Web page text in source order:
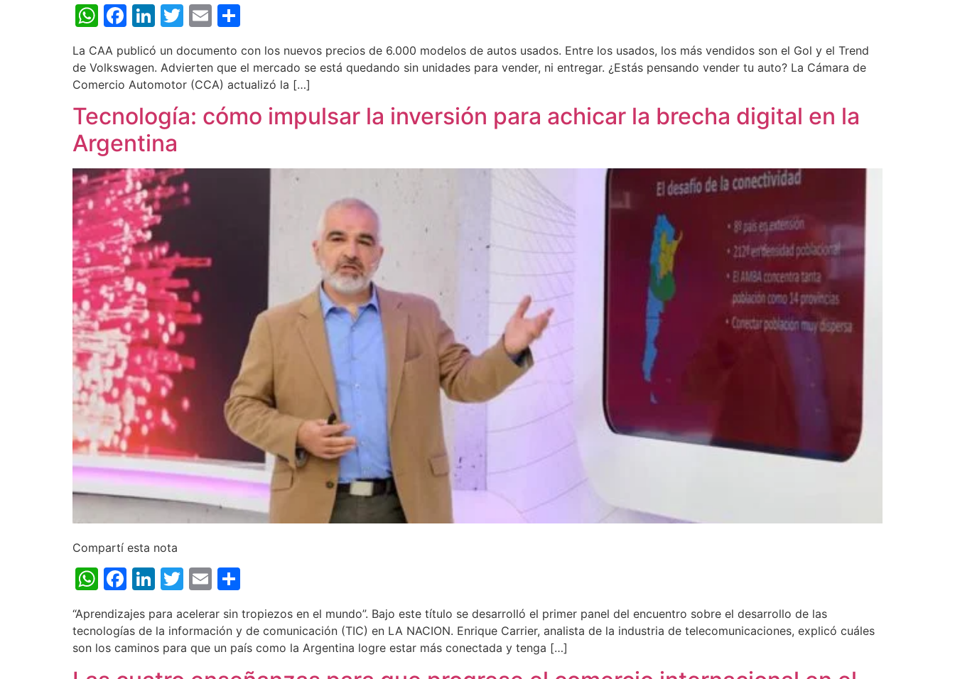
WhatsApp
Facebook
LinkedIn
Twitter
Email
La CAA publicó un documento con los nuevos precios de 6.000 modelos de autos usados. Entre los usados, los más vendidos son el Gol y el Trend
de Volkswagen. Advierten que el mercado se está quedando sin unidades para vender, ni entregar. ¿Estás pensando vender tu auto? La Cámara de
Comercio Automotor (CCA) actualizó la […]
Tecnología: cómo impulsar la inversión para achicar la brecha digital en la
Argentina
Compartí esta nota
WhatsApp
Facebook
LinkedIn
Twitter
Email
“Aprendizajes para acelerar sin tropiezos en el mundo”. Bajo este título se desarrolló el primer panel del encuentro sobre el desarrollo de las
tecnologías de la información y de comunicación (TIC) en LA NACION. Enrique Carrier, analista de la industria de telecomunicaciones, explicó cuáles
son los caminos para que un país como la Argentina logre estar más conectada y tenga […]